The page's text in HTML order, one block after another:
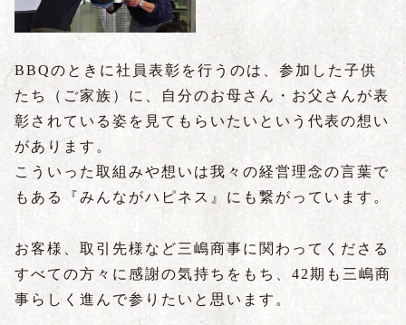
BBQのときに社員表彰を行うのは、参加した子供
たち（ご家族）に、自分のお母さん・お父さんが表
彰されている姿を見てもらいたいという代表の想い
があります。
こういった取組みや想いは我々の経営理念の言葉で
もある『みんながハピネス』にも繋がっています。
お客様、取引先様など三嶋商事に関わってくださる
すべての方々に感謝の気持ちをもち、42期も三嶋商
事らしく進んで参りたいと思います。